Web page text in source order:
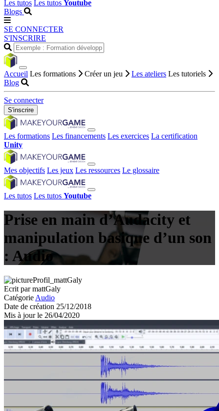
Les tutos Les tutos Youtube
Blogs
SE CONNECTER
S'INSCRIRE
Accueil Les formations Créer un jeu Les ateliers Les tutoriels
Blog
Se connecter
S'inscrire
Les formations Les financements Les exercices La certification
Unity
Mes objectifs Les jeux Les ressources Le glossaire
Les tutos Les tutos Youtube
Prise en main d’Audacity et
manipulation basique d’un son
: Audio
Ecrit par mattGaly
Catégorie Audio
Date de création 25/12/2018
Mis à jour le 26/04/2020